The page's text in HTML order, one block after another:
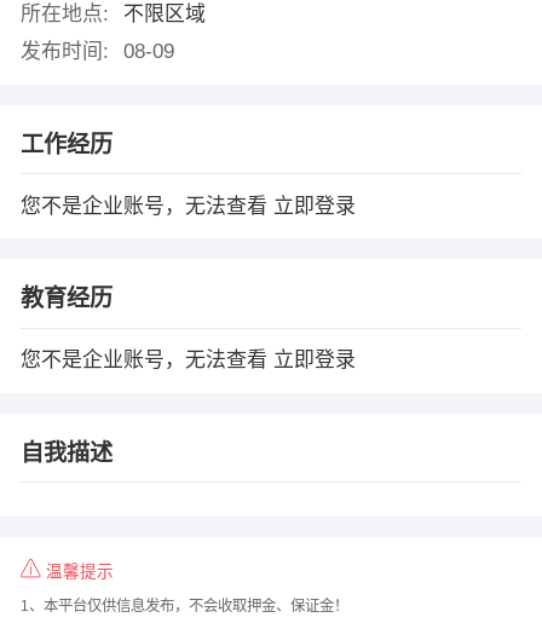
所在地点:
不限区域
发布时间:
08-09
工作经历
您不是企业账号，无法查看 立即登录
教育经历
您不是企业账号，无法查看 立即登录
自我描述
温馨提示
1、本平台仅供信息发布，不会收取押金、保证金！